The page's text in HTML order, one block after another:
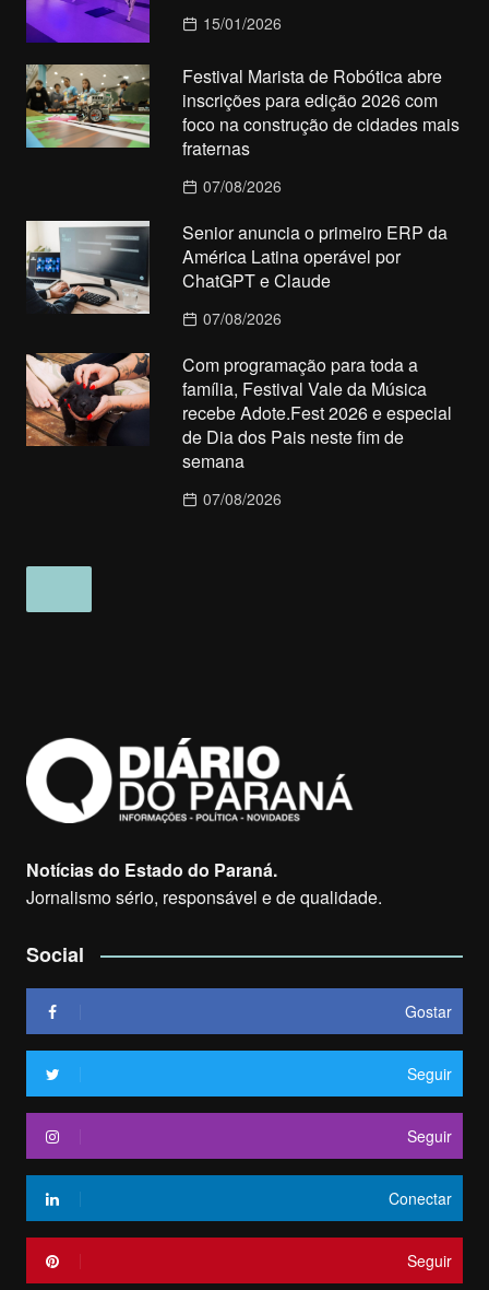
15/01/2026
Festival Marista de Robótica abre
inscrições para edição 2026 com
foco na construção de cidades mais
fraternas
07/08/2026
Senior anuncia o primeiro ERP da
América Latina operável por
ChatGPT e Claude
07/08/2026
Com programação para toda a
família, Festival Vale da Música
recebe Adote.Fest 2026 e especial
de Dia dos Pais neste fim de
semana
07/08/2026
Notícias do Estado do Paraná.
Jornalismo sério, responsável e de qualidade.
Social
Gostar
Seguir
Seguir
Conectar
Seguir